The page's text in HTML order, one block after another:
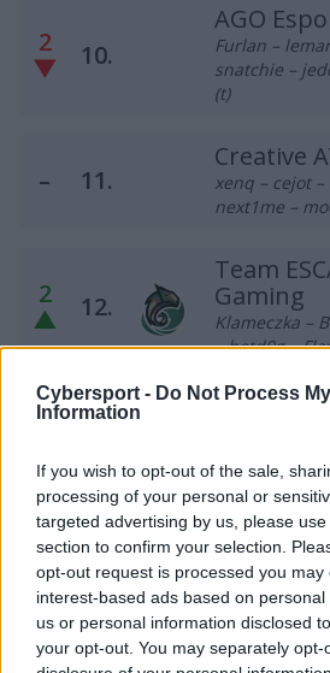
Cybersport - Do Not Process
Information
If you wish to opt-out of the sale,
processing of your personal or
targeted advertising by us, please
section to confirm your selection.
opt-out request is processed you may
interest-based ads based on
us or personal information disclosed
your opt-out. You may separately
2
▼
10.
AGO
Furlan –
snatchie –
(t)
– 11.
Creative
xenq – cejot
next1me –
2
▲
12.
Team
Gaming
Klameczka –
– hotd0g –
1
LODIS
1
▼
14.
PGE
Zgorzelec
darko –
gRuChA –
(t)